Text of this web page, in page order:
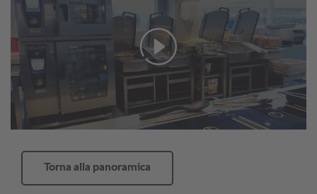
Torna alla panoramica